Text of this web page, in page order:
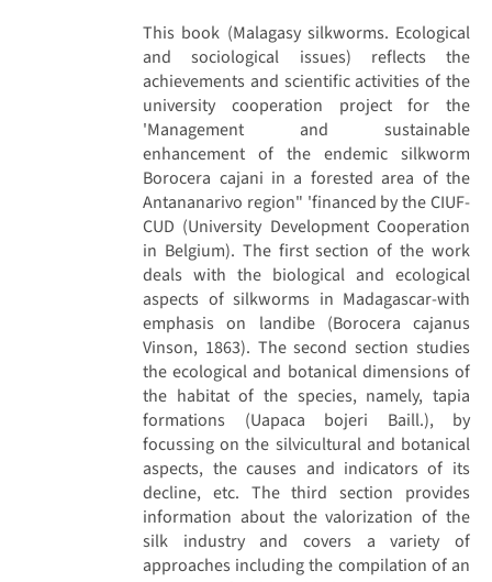
This book (Malagasy silkworms. Ecological
and sociological issues) reflects the
achievements and scientific activities of the
university cooperation project for the
'Management and sustainable
enhancement of the endemic silkworm
Borocera cajani in a forested area of the
Antananarivo region" 'financed by the CIUF-
CUD (University Development Cooperation
in Belgium). The first section of the work
deals with the biological and ecological
aspects of silkworms in Madagascar-with
emphasis on landibe (Borocera cajanus
Vinson, 1863). The second section studies
the ecological and botanical dimensions of
the habitat of the species, namely, tapia
formations (Uapaca bojeri Baill.), by
focussing on the silvicultural and botanical
aspects, the causes and indicators of its
decline, etc. The third section provides
information about the valorization of the
silk industry and covers a variety of
approaches including the compilation of an